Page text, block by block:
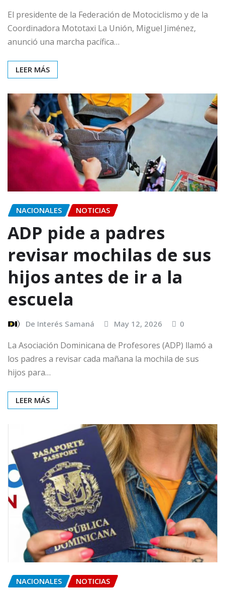
El presidente de la Federación de Motociclismo y de la
Coordinadora Mototaxi La Unión, Miguel Jiménez,
anunció una marcha pacífica…
LEER MÁS
NACIONALES NOTICIAS
ADP pide a padres
revisar mochilas de sus
hijos antes de ir a la
escuela
De Interés Samaná May 12, 2026 0
La Asociación Dominicana de Profesores (ADP) llamó a
los padres a revisar cada mañana la mochila de sus
hijos para…
LEER MÁS
NACIONALES NOTICIAS